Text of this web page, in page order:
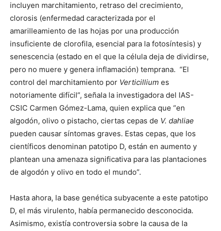
incluyen marchitamiento, retraso del crecimiento,
clorosis (enfermedad caracterizada por el
amarilleamiento de las hojas por una producción
insuficiente de clorofila, esencial para la fotosíntesis) y
senescencia (estado en el que la célula deja de dividirse,
pero no muere y genera inflamación) temprana. “El
control del marchitamiento por Verticillium es
notoriamente difícil”, señala la investigadora del IAS-
CSIC Carmen Gómez-Lama, quien explica que “en
algodón, olivo o pistacho, ciertas cepas de V. dahliae
pueden causar síntomas graves. Estas cepas, que los
científicos denominan patotipo D, están en aumento y
plantean una amenaza significativa para las plantaciones
de algodón y olivo en todo el mundo”.
Hasta ahora, la base genética subyacente a este patotipo
D, el más virulento, había permanecido desconocida.
Asimismo, existía controversia sobre la causa de la